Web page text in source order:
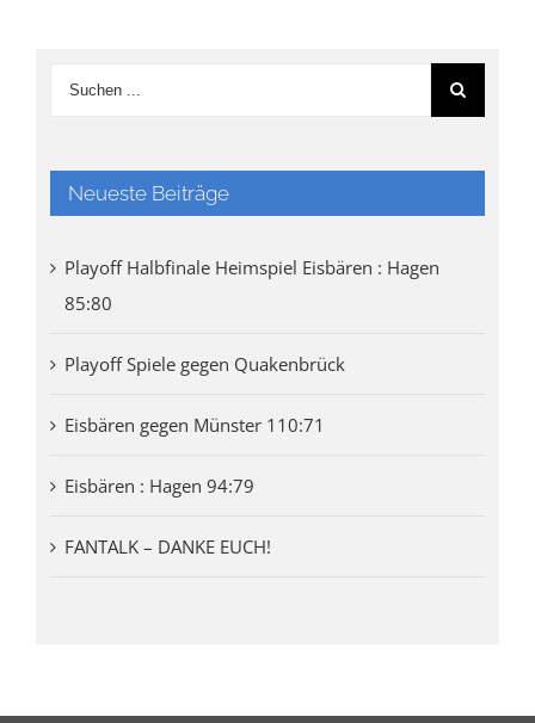
Neueste Beiträge
Playoff Halbfinale Heimspiel Eisbären : Hagen
85:80
Playoff Spiele gegen Quakenbrück
Eisbären gegen Münster 110:71
Eisbären : Hagen 94:79
FANTALK – DANKE EUCH!